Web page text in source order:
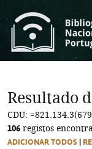
Resultado
CDU:
106 registos
ADICIONAR TODOS